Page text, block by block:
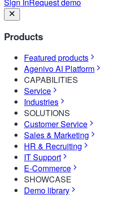
Products
Featured products
Agenivo AI Platform
CAPABILITIES
Service
Industries
SOLUTIONS
Customer Service
Sales & Marketing
HR & Recruiting
IT Support
E-Commerce
SHOWCASE
Demo library